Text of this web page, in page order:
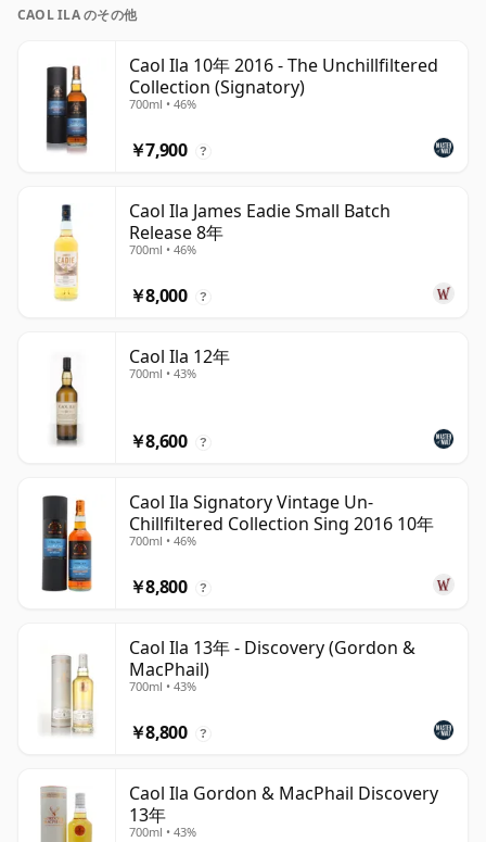
CAOL ILA のその他
Caol Ila 10年 2016 - The Unchillfiltered
Collection (Signatory)
700ml • 46%
￥7,900 ?
Caol Ila James Eadie Small Batch
Release 8年
700ml • 46%
￥8,000 ?
Caol Ila 12年
700ml • 43%
￥8,600 ?
Caol Ila Signatory Vintage Un-
Chillfiltered Collection Sing 2016 10年
700ml • 46%
￥8,800 ?
Caol Ila 13年 - Discovery (Gordon &
MacPhail)
700ml • 43%
￥8,800 ?
Caol Ila Gordon & MacPhail Discovery
13年
700ml • 43%